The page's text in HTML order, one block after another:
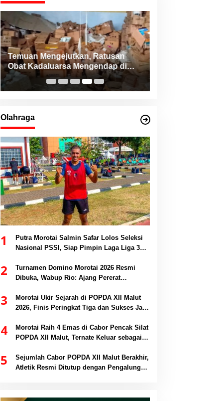
Temuan Mengejutkan, Ratusan
Obat Kadaluarsa Mengendap di
RSUD Morotai dan Faskes sejak
2022
Olahraga
1
Putra Morotai Salmin Safar Lolos Seleksi
Nasional PSSI, Siap Pimpin Laga Liga 3
2
Turnamen Domino Morotai 2026 Resmi
Dibuka, Wabup Rio: Ajang Pererat
3
Morotai Ukir Sejarah di POPDA XII Malut
2026, Finis Peringkat Tiga dan Sukses Jadi
4
Morotai Raih 4 Emas di Cabor Pencak Silat
POPDA XII Malut, Ternate Keluar sebagai
5
Sejumlah Cabor POPDA XII Malut Berakhir,
Atletik Resmi Ditutup dengan Pengalungan